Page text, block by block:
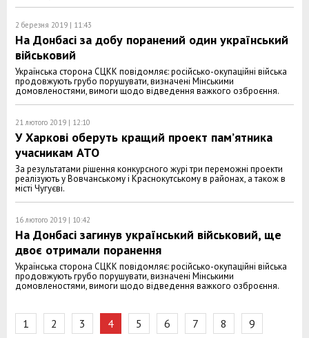
2 березня 2019 | 11:43
На Донбасі за добу поранений один український
військовий
Українська сторона СЦКК повідомляє: російсько-окупаційні війська
продовжують грубо порушувати, визначені Мінськими
домовленостями, вимоги щодо відведення важкого озброєння.
21 лютого 2019 | 12:10
У Харкові оберуть кращий проект пам’ятника
учасникам АТО
За результатами рішення конкурсного журі три переможні проекти
реалізують у Вовчанському і Краснокутському в районах, а також в
місті Чугуєві.
16 лютого 2019 | 10:42
На Донбасі загинув український військовий, ще
двоє отримали поранення
Українська сторона СЦКК повідомляє: російсько-окупаційні війська
продовжують грубо порушувати, визначені Мінськими
домовленостями, вимоги щодо відведення важкого озброєння.
1 2 3 4 5 6 7 8
9